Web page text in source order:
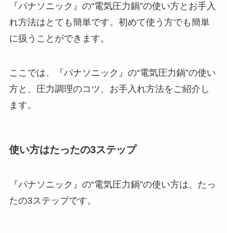
『パナソニック』の“電気圧力鍋”の使い方とお手入
れ方法はとても簡単です。初めて使う方でも簡単
に扱うことができます。
ここでは、『パナソニック』の“電気圧力鍋”の使い
方と、圧力調理のコツ、お手入れ方法をご紹介し
ます。
使い方はたったの3ステップ
『パナソニック』の“電気圧力鍋”の使い方は、たっ
たの3ステップです。